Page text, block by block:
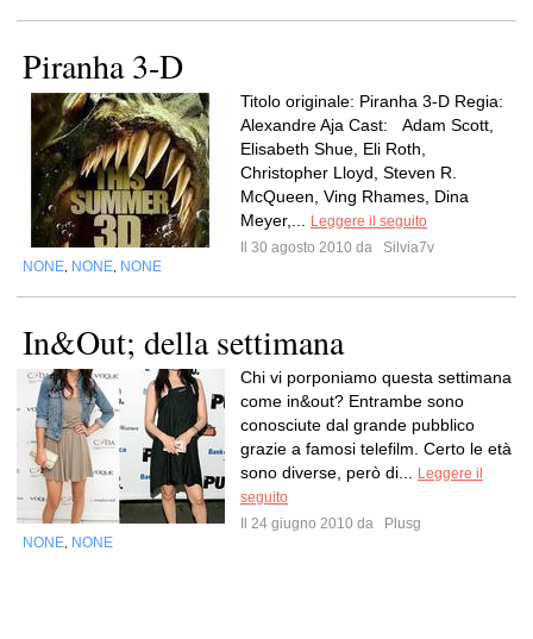
Piranha 3-D
Titolo originale: Piranha 3-D Regia:
Alexandre Aja Cast: Adam Scott,
Elisabeth Shue, Eli Roth,
Christopher Lloyd, Steven R.
McQueen, Ving Rhames, Dina
Meyer,...
Leggere il seguito
Il 30 agosto 2010 da
Silvia7v
NONE NONE NONE
In&Out; della settimana
Chi vi porponiamo questa settimana
come in&out? Entrambe sono
conosciute dal grande pubblico
grazie a famosi telefilm. Certo le età
sono diverse, però di...
Leggere il
seguito
Il 24 giugno 2010 da
Plusg
NONE NONE